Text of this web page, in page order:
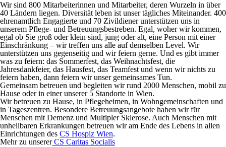
Wir sind 800 Mitarbeiterinnen und Mitarbeiter, deren Wurzeln in über
40 Ländern liegen. Diversität leben ist unser tägliches Miteinander. 400
ehrenamtlich Engagierte und 70 Zivildiener unterstützen uns in
unserem Pflege- und Betreuungsbestreben. Egal, woher wir kommen,
egal ob Sie groß oder klein sind, jung oder alt, eine Person mit einer
Einschränkung – wir treffen uns alle auf demselben Level. Wir
unterstützen uns gegenseitig und wir feiern gerne. Und es gibt immer
was zu feiern: das Sommerfest, das Weihnachtsfest, die
Jahresdankfeier, das Hausfest, das Teamfest und wenn wir nichts zu
feiern haben, dann feiern wir unser gemeinsames Tun.
Gemeinsam betreuen und begleiten wir rund 2000 Menschen, mobil zu
Hause oder in einer unserer 5 Standorte in Wien.
Wir betreuen zu Hause, in Pflegeheimen, in Wohngemeinschaften und
in Tageszentren. Besondere Betreuungsangebote haben wir für
Menschen mit Demenz und Multipler Sklerose. Auch Menschen mit
unheilbaren Erkrankungen betreuen wir am Ende des Lebens in allen
Einrichtungen des CS Hospiz Wien.
Mehr zu unsererCS Caritas Socialis